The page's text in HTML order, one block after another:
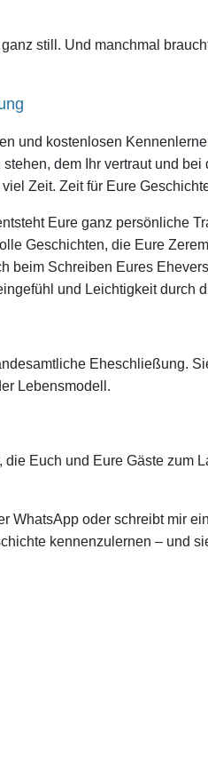
still. Und manchmal
und kostenlosen
dem Ihr vertraut und
Zeit. Zeit für Eure
Eure ganz persönliche
Geschichten, die Eure
beim Schreiben Eures
und Leichtigkeit durch
Eheschließung.
Lebensmodell.
Euch und Eure Gäste
WhatsApp oder schreibt mir
kennenzulernen – und